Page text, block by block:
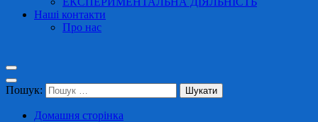
Наші контакти
Про нас
Пошук:
Домашня сторінка